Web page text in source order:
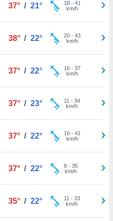
37° / 21° 18- 41
km/h
38° / 22° 20- 43
km/h
37° / 22° 16- 37
km/h
37° / 23° 11 - 34
km/h
37° / 22° 16- 41
km/h
37° / 22° 8- 35
km/h
35° / 22° 11 - 33
km/h